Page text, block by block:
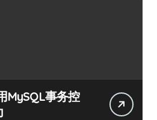
MySQL事务控